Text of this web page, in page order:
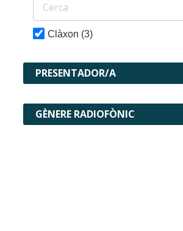
Clàxon (3)
PRESENTADOR/A
GÈNERE RADIOFÒNIC